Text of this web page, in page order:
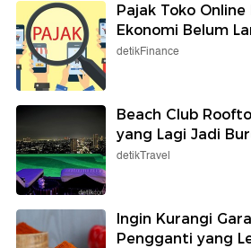
Pajak Toko
Ekonomi Belum
detikFinance
Beach Club
yang Lagi Jadi
detikTravel
Ingin Kurangi
Pengganti yang